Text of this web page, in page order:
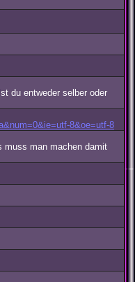
du entweder selber oder
8&oe=utf-8
muss man machen damit